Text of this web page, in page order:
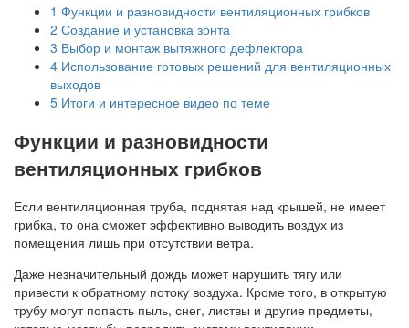
1 Функции и разновидности вентиляционных грибков
2 Создание и установка зонта
3 Выбор и монтаж вытяжного дефлектора
4 Использование готовых решений для вентиляционных
выходов
5 Итоги и интересное видео по теме
Функции и разновидности
вентиляционных грибков
Если вентиляционная труба, поднятая над крышей, не имеет
грибка, то она сможет эффективно выводить воздух из
помещения лишь при отсутствии ветра.
Даже незначительный дождь может нарушить тягу или
привести к обратному потоку воздуха. Кроме того, в открытую
трубу могут попасть пыль, снег, листвы и другие предметы,